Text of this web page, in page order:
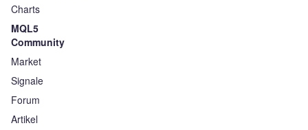
Charts
MQL5
Community
Market
Signale
Forum
Artikel